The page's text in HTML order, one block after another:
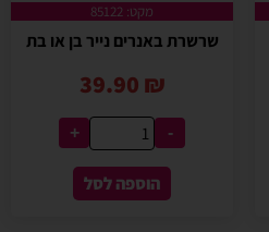
מקט: 85122
שרשרת באנרים נייר בן או בת
39.90 ₪
-
+
הוספה לסל